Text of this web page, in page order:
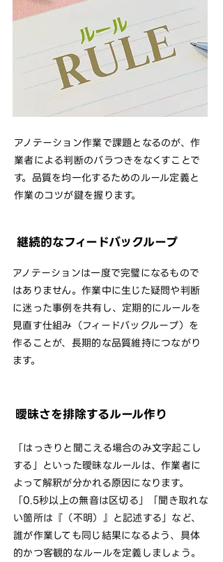
アノテーション作業で課題となるのが、作
業者による判断のバラつきをなくすことで
す。品質を均一化するためのルール定義と
作業のコツが鍵を握ります。
継続的なフィードバックループ
アノテーションは一度で完璧になるもので
はありません。作業中に生じた疑問や判断
に迷った事例を共有し、定期的にルールを
見直す仕組み（フィードバックループ）を
作ることが、長期的な品質維持につながり
ます。
曖昧さを排除するルール作り
「はっきりと聞こえる場合のみ文字起こし
する」といった曖昧なルールは、作業者に
よって解釈が分かれる原因になります。
「0.5秒以上の無音は区切る」「聞き取れな
い箇所は『（不明）』と記述する」など、
誰が作業しても同じ結果になるよう、具体
的かつ客観的なルールを定義しましょう。